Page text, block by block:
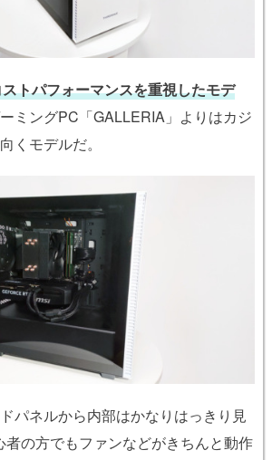
トパフォーマンスを重視したモデ
ミングPC「GALLERIA」よりはカジ
くモデルだ。
パネルから内部はかなりはっきり見
者の方でもファンなどがきちんと動作